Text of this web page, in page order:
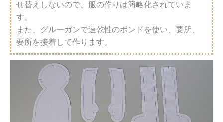
せ替えしないので、服の作りは簡略化されていま
す。
また、グルーガンで速乾性のボンドを使い、要所、
要所を接着して作ります。